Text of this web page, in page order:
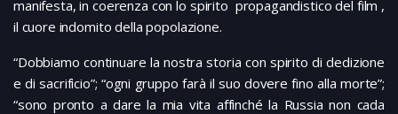
manifesta, in coerenza con lo spirito propagandistico del film ,
il cuore indomito della popolazione.
“Dobbiamo continuare la nostra storia con spirito di dedizione
e di sacrificio”; “ogni gruppo farà il suo dovere fino alla morte”;
“sono pronto a dare la mia vita affinché la Russia non cada